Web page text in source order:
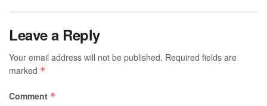
Leave a Reply
Your email address will not be published. Required fields are
marked *
Comment *